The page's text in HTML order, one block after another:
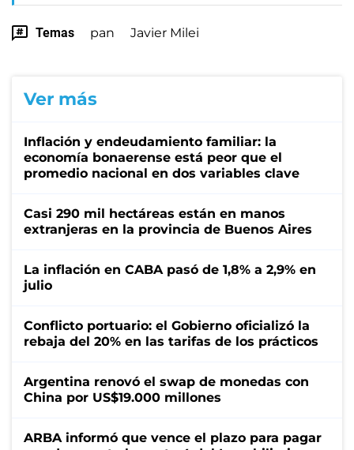
Temas pan Javier Milei
Ver más
Inflación y endeudamiento familiar: la
economía bonaerense está peor que el
promedio nacional en dos variables clave
Casi 290 mil hectáreas están en manos
extranjeras en la provincia de Buenos Aires
La inflación en CABA pasó de 1,8% a 2,9% en
julio
Conflicto portuario: el Gobierno oficializó la
rebaja del 20% en las tarifas de los prácticos
Argentina renovó el swap de monedas con
China por US$19.000 millones
ARBA informó que vence el plazo para pagar